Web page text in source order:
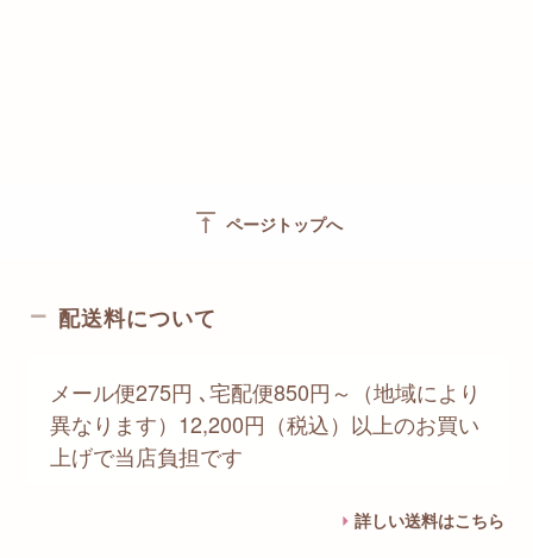
vertical_align_top ページトップへ
配送料について
メール便275円 ､宅配便850円～（地域により
異なります）12,200円（税込）以上のお買い
上げで当店負担です
詳しい送料はこちら